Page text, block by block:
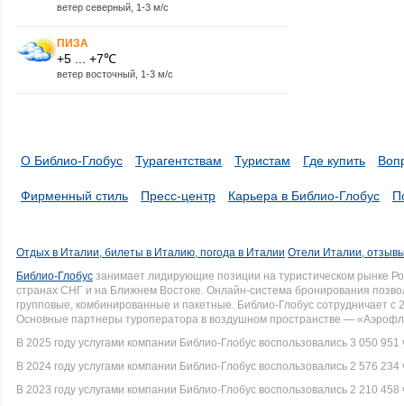
ветер северный, 1-3 м/с
ПИЗА
+5 ... +7℃
ветер восточный, 1-3 м/с
О Библио-Глобус Турагентствам Туристам Где купить
Фирменный стиль Пресс-центр Карьера в Библио-Глобус
Отдых в Италии, билеты в Италию, погода в Италии Отели Италии,
Библио-Глобус занимает лидирующие позиции на туристическом рынке
странах СНГ и на Ближнем Востоке. Онлайн-система бронирования
групповые, комбинированные и пакетные. Библио-Глобус сотрудничает
Основные партнеры туроператора в воздушном пространстве —
В 2025 году услугами компании Библио-Глобус воспользовались 3 050 951
В 2024 году услугами компании Библио-Глобус воспользовались 2 576 234
В 2023 году услугами компании Библио-Глобус воспользовались 2 210 458